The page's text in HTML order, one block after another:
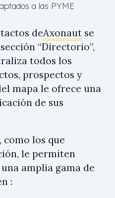
a las PYME
deAxonaut se
“Directorio”,
todos los
prospectos y
mapa le ofrece una
de sus
como los que
le permiten
amplia gama de
: